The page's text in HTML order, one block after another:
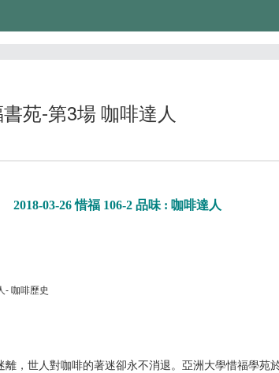
苑-第3場 咖啡達人
2018-03-26 惜福 106-2 品味 : 咖啡達人
- 咖啡歷史
世人對咖啡的著迷卻永不消退。亞洲大學惜福學苑